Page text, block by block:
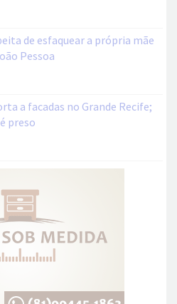
de esfaquear a própria mãe
Pessoa
a facadas no Grande Recife;
preso